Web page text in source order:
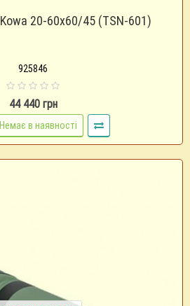
20-60x60/45 (TSN-601)
925846
44 440 грн
Немає в наявності